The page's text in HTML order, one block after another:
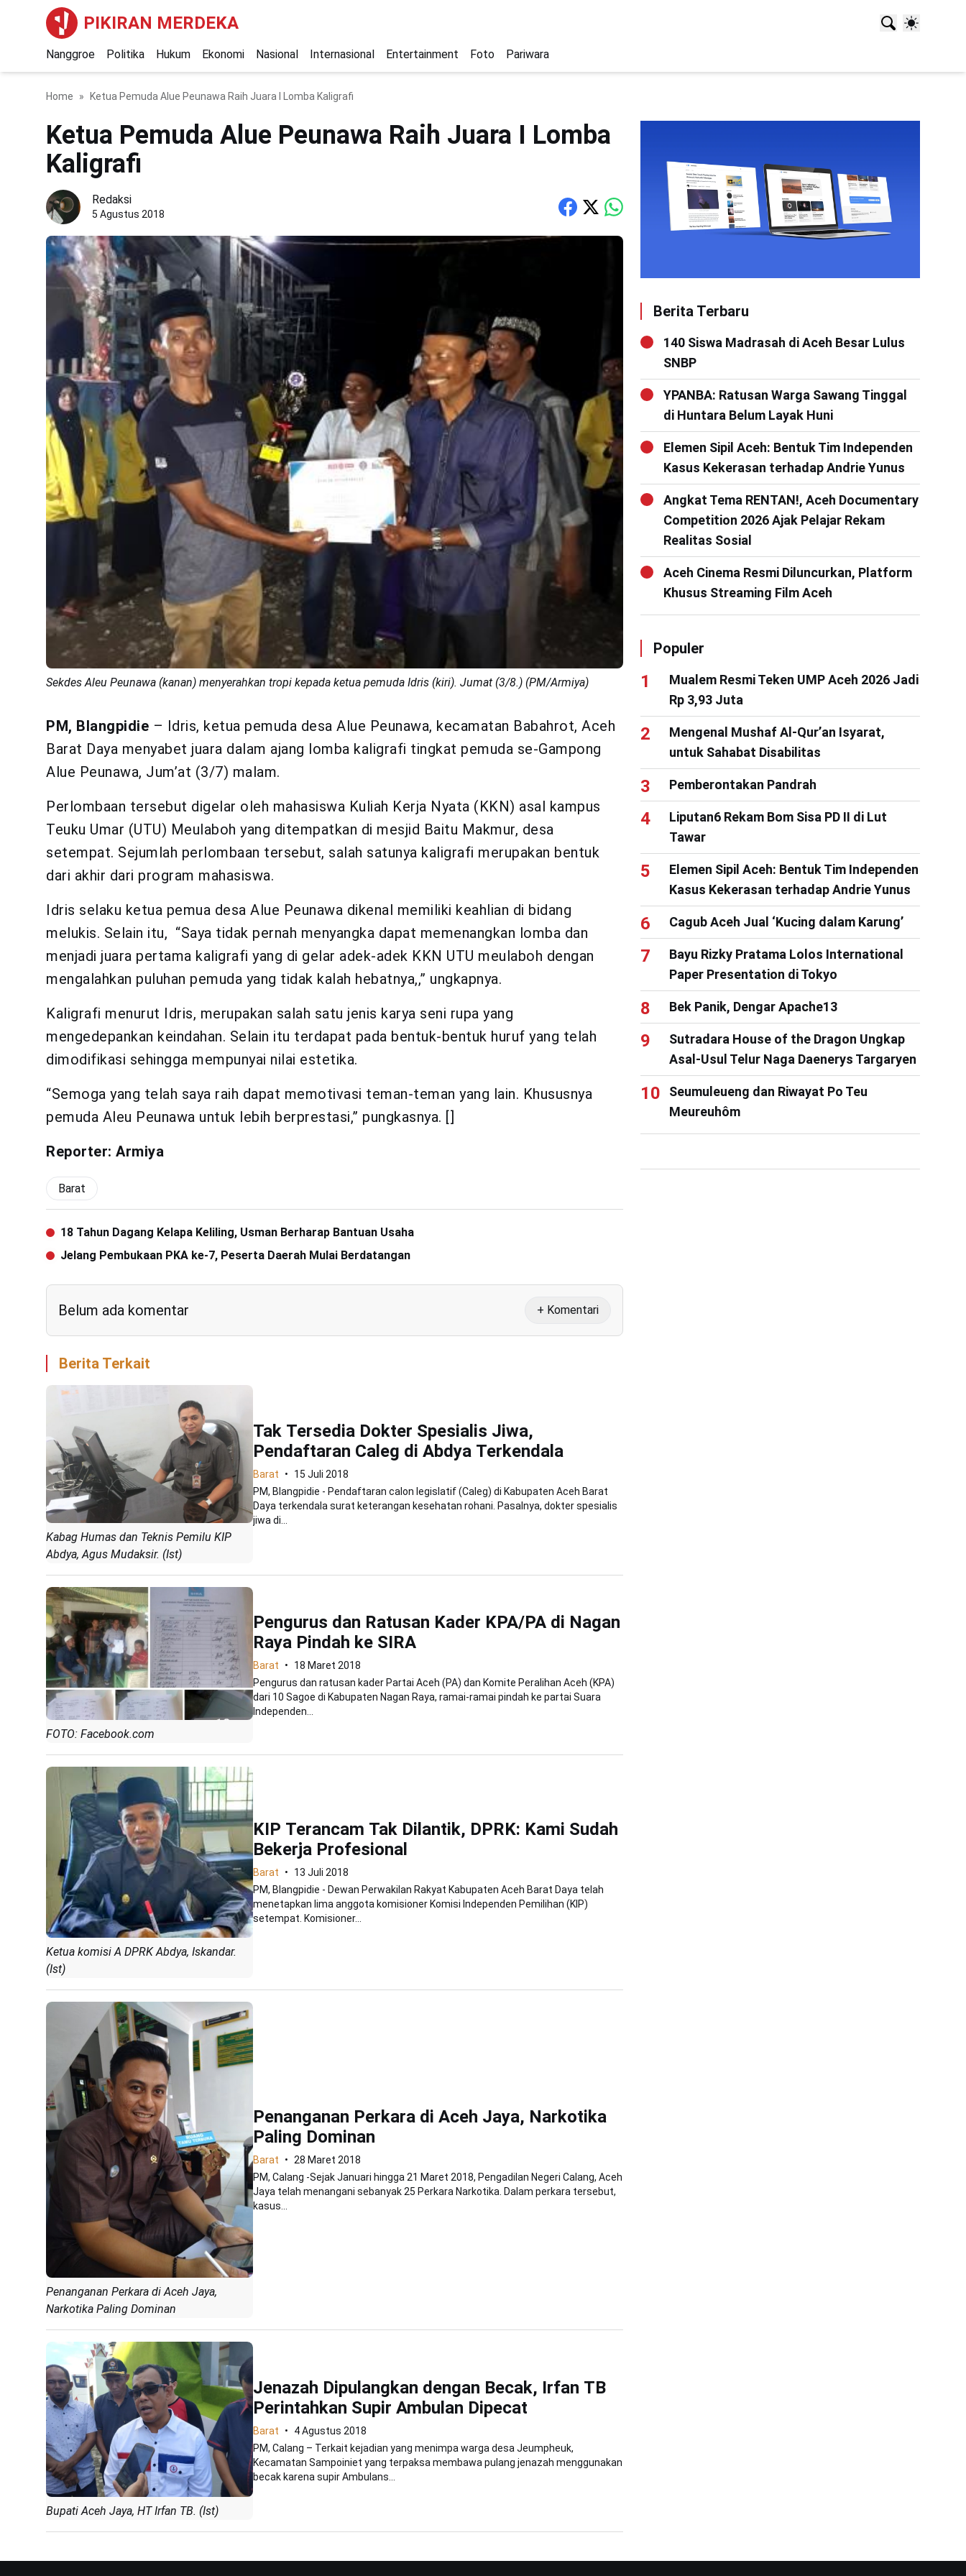
PIKIRAN MERDEKA
Nanggroe Politika Hukum Ekonomi Nasional Internasional Entertainment Foto Pariwara
Home Ketua Pemuda Alue Peunawa Raih Juara I Lomba Kaligrafi
Ketua Pemuda Alue Peunawa Raih Juara I Lomba
Kaligrafi
Redaksi
5 Agustus 2018
Sekdes Aleu Peunawa (kanan) menyerahkan tropi kepada ketua pemuda Idris (kiri). Jumat (3/8.) (PM/Armiya)
PM, Blangpidie – Idris, ketua pemuda desa Alue Peunawa, kecamatan Babahrot, Aceh
Barat Daya menyabet juara dalam ajang lomba kaligrafi tingkat pemuda se-Gampong
Alue Peunawa, Jum’at (3/7) malam.
Perlombaan tersebut digelar oleh mahasiswa Kuliah Kerja Nyata (KKN) asal kampus
Teuku Umar (UTU) Meulaboh yang ditempatkan di mesjid Baitu Makmur, desa
setempat. Sejumlah perlombaan tersebut, salah satunya kaligrafi merupakan bentuk
dari akhir dari program mahasiswa.
Idris selaku ketua pemua desa Alue Peunawa dikenal memiliki keahlian di bidang
melukis. Selain itu, “Saya tidak pernah menyangka dapat memenangkan lomba dan
menjadi juara pertama kaligrafi yang di gelar adek-adek KKN UTU meulaboh dengan
mengalahkan puluhan pemuda yang tidak kalah hebatnya,,” ungkapnya.
Kaligrafi menurut Idris, merupakan salah satu jenis karya seni rupa yang
mengedepankan keindahan. Selain itu terdapat pada bentuk-bentuk huruf yang telah
dimodifikasi sehingga mempunyai nilai estetika.
“Semoga yang telah saya raih dapat memotivasi teman-teman yang lain. Khususnya
pemuda Aleu Peunawa untuk lebih berprestasi,” pungkasnya. []
Reporter: Armiya
Barat
18 Tahun Dagang Kelapa Keliling, Usman Berharap Bantuan Usaha
Jelang Pembukaan PKA ke-7, Peserta Daerah Mulai Berdatangan
Belum ada komentar + Komentari
Berita Terkait
Kabag Humas dan Teknis Pemilu KIP
Abdya, Agus Mudaksir. (Ist)
Tak Tersedia Dokter Spesialis Jiwa,
Pendaftaran Caleg di Abdya Terkendala
Barat
15 Juli 2018
PM, Blangpidie - Pendaftaran calon legislatif (Caleg) di Kabupaten Aceh Barat
Daya terkendala surat keterangan kesehatan rohani. Pasalnya, dokter spesialis
jiwa di...
FOTO: Facebook.com
Pengurus dan Ratusan Kader KPA/PA di Nagan
Raya Pindah ke SIRA
Barat
18 Maret 2018
Pengurus dan ratusan kader Partai Aceh (PA) dan Komite Peralihan Aceh (KPA)
dari 10 Sagoe di Kabupaten Nagan Raya, ramai-ramai pindah ke partai Suara
Independen...
Ketua komisi A DPRK Abdya, Iskandar.
(Ist)
KIP Terancam Tak Dilantik, DPRK: Kami Sudah
Bekerja Profesional
Barat
13 Juli 2018
PM, Blangpidie - Dewan Perwakilan Rakyat Kabupaten Aceh Barat Daya telah
menetapkan lima anggota komisioner Komisi Independen Pemilihan (KIP)
setempat. Komisioner...
Penanganan Perkara di Aceh Jaya,
Narkotika Paling Dominan
Penanganan Perkara di Aceh Jaya, Narkotika
Paling Dominan
Barat
28 Maret 2018
PM, Calang -Sejak Januari hingga 21 Maret 2018, Pengadilan Negeri Calang, Aceh
Jaya telah menangani sebanyak 25 Perkara Narkotika. Dalam perkara tersebut,
kasus...
Bupati Aceh Jaya, HT Irfan TB. (Ist)
Jenazah Dipulangkan dengan Becak, Irfan TB
Perintahkan Supir Ambulan Dipecat
Barat
4 Agustus 2018
PM, Calang – Terkait kejadian yang menimpa warga desa Jeumpheuk,
Kecamatan Sampoiniet yang terpaksa membawa pulang jenazah menggunakan
becak karena supir Ambulans...
Berita Terbaru
140 Siswa Madrasah di Aceh Besar Lulus
SNBP
YPANBA: Ratusan Warga Sawang Tinggal
di Huntara Belum Layak Huni
Elemen Sipil Aceh: Bentuk Tim Independen
Kasus Kekerasan terhadap Andrie Yunus
Angkat Tema RENTAN!, Aceh Documentary
Competition 2026 Ajak Pelajar Rekam
Realitas Sosial
Aceh Cinema Resmi Diluncurkan, Platform
Khusus Streaming Film Aceh
Populer
Mualem Resmi Teken UMP Aceh 2026 Jadi
Rp 3,93 Juta
Mengenal Mushaf Al-Qur’an Isyarat,
untuk Sahabat Disabilitas
Pemberontakan Pandrah
Liputan6 Rekam Bom Sisa PD II di Lut
Tawar
Elemen Sipil Aceh: Bentuk Tim Independen
Kasus Kekerasan terhadap Andrie Yunus
Cagub Aceh Jual ‘Kucing dalam Karung’
Bayu Rizky Pratama Lolos International
Paper Presentation di Tokyo
Bek Panik, Dengar Apache13
Sutradara House of the Dragon Ungkap
Asal-Usul Telur Naga Daenerys Targaryen
Seumuleueng dan Riwayat Po Teu
Meureuhôm